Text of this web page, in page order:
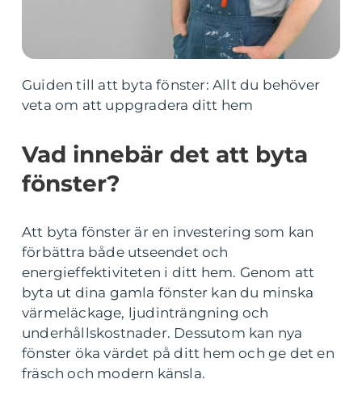
Guiden till att byta fönster: Allt du behöver
veta om att uppgradera ditt hem
Vad innebär det att byta
fönster?
Att byta fönster är en investering som kan
förbättra både utseendet och
energieffektiviteten i ditt hem. Genom att
byta ut dina gamla fönster kan du minska
värmeläckage, ljudinträngning och
underhållskostnader. Dessutom kan nya
fönster öka värdet på ditt hem och ge det en
fräsch och modern känsla.